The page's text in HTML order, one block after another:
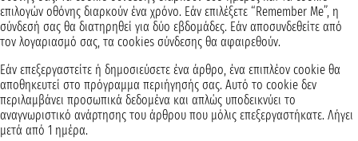
επιλογών οθόνης διαρκούν ένα χρόνο. Εάν επιλέξετε “Remember Me”, η
σύνδεσή σας θα διατηρηθεί για δύο εβδομάδες. Εάν αποσυνδεθείτε από
τον λογαριασμό σας, τα cookies σύνδεσης θα αφαιρεθούν.
Εάν επεξεργαστείτε ή δημοσιεύσετε ένα άρθρο, ένα επιπλέον cookie θα
αποθηκευτεί στο πρόγραμμα περιήγησής σας. Αυτό το cookie δεν
περιλαμβάνει προσωπικά δεδομένα και απλώς υποδεικνύει το
αναγνωριστικό ανάρτησης του άρθρου που μόλις επεξεργαστήκατε. Λήγει
μετά από 1 ημέρα.